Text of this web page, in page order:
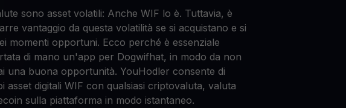
sono asset volatili: Anche WIF lo è. Tuttavia, è
vantaggio da questa volatilità se si acquistano e si
momenti opportuni. Ecco perché è essenziale
di mano un'app per Dogwifhat, in modo da non
una buona opportunità. YouHodler consente di
asset digitali WIF con qualsiasi criptovaluta, valuta
sulla piattaforma in modo istantaneo.